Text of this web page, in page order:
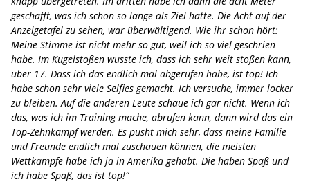
geschafft, was ich schon so lange als Ziel hatte. Die Acht auf der
Anzeigetafel zu sehen, war überwältigend. Wie ihr schon hört:
Meine Stimme ist nicht mehr so gut, weil ich so viel geschrien
habe. Im Kugelstoßen wusste ich, dass ich sehr weit stoßen kann,
über 17. Dass ich das endlich mal abgerufen habe, ist top! Ich
habe schon sehr viele Selfies gemacht. Ich versuche, immer locker
zu bleiben. Auf die anderen Leute schaue ich gar nicht. Wenn ich
das, was ich im Training mache, abrufen kann, dann wird das ein
Top-Zehnkampf werden. Es pusht mich sehr, dass meine Familie
und Freunde endlich mal zuschauen können, die meisten
Wettkämpfe habe ich ja in Amerika gehabt. Die haben Spaß und
ich habe Spaß, das ist top!“